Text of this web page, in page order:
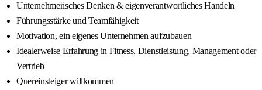
Unternehmerisches Denken & eigenverantwortliches Handeln
Führungsstärke und Teamfähigkeit
Motivation, ein eigenes Unternehmen aufzubauen
Idealerweise Erfahrung in Fitness, Dienstleistung, Management oder
Vertrieb
Quereinsteiger willkommen